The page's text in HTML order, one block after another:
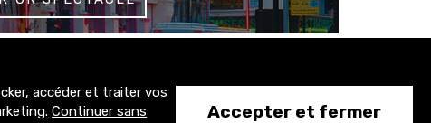
1500+
abonnés
accéder et traiter vos
Continuer sans
Accepter et fermer